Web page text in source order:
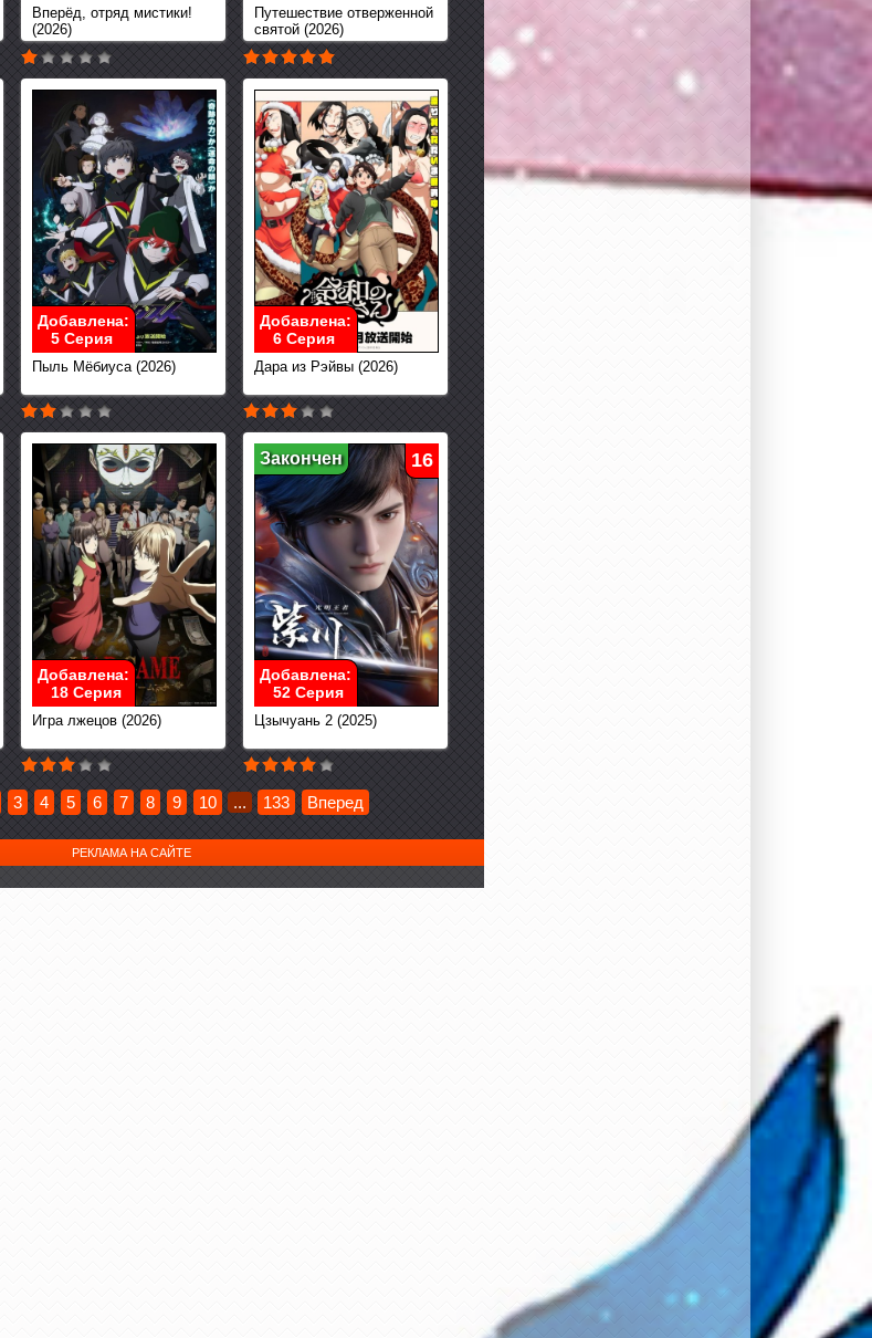
Вперёд, отряд мистики!
(2026)
Путешествие отверженной
святой (2026)
Пыль Мёбиуса (2026)
Добавлена:
5 Серия
Дара из Рэйвы (2026)
Добавлена:
6 Серия
Игра лжецов (2026)
Добавлена:
18 Серия
Цзычуань 2 (2025)
Закончен 16
Добавлена:
52 Серия
3 4 5 6 7 8 9 10 ... 133 Вперед
РЕКЛАМА НА САЙТЕ